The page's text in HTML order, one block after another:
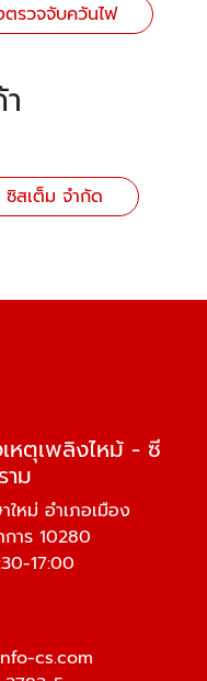
ตรวจจับควันไฟ
ซิสเต็ม จำกัด
ตุเพลิงไหม้ - ซี
าม
หม่ อำเภอเมือง
าร 10280
17:00
cs.com